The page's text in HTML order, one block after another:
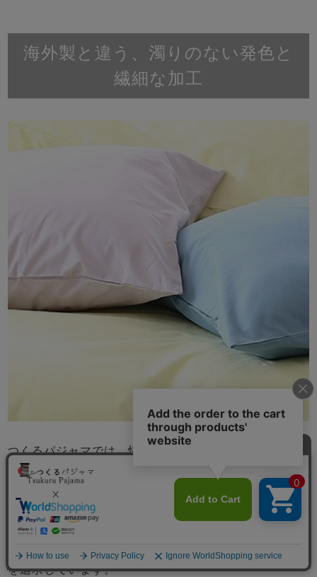
メニュー
海外製と違う、濁りのない発色と
繊細な加工
つくるパジャマでは、快眠に最適なコットン、リネン、
シルクなどの天然素材のみを厳選し、さらに肌触りのよ
い生地にこだわっています。生地はほぼ全てオリジナル
で、織りから、染め、仕上げ加工まで日本国内のものが
ほとんどです。直接、現地工場に足を運び、各分野のエ
キスパートに「こんなことできないか」と相談しながら
生地を企画することもしばしば。とことん心地よい生地
を追求しています。